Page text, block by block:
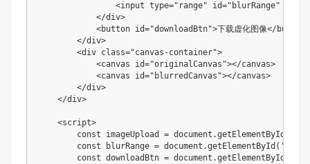
<input type="range" id="blurRange"
            </div>
            <button id="downloadBtn">下载虚化图像</button>
        </div>
        <div class="canvas-container">
            <canvas id="originalCanvas"></canvas>
            <canvas id="blurredCanvas"></canvas>
        </div>
    </div>
    <script>
const imageUpload =
const blurRange =
const downloadBtn =